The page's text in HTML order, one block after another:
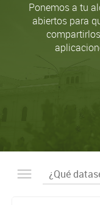
Ponemos a tu
abiertos para